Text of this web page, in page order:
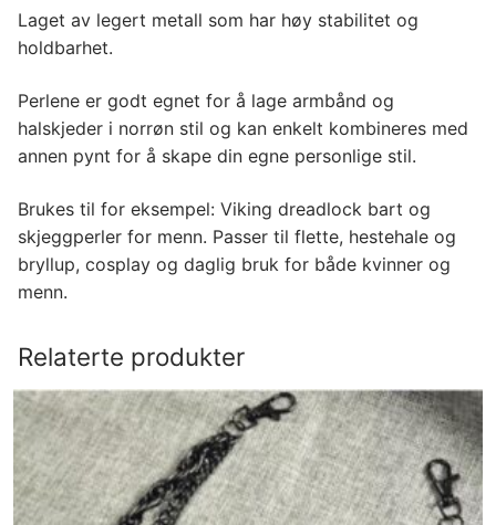
Laget av legert metall som har høy stabilitet og
holdbarhet.
Perlene er godt egnet for å lage armbånd og
halskjeder i norrøn stil og kan enkelt kombineres med
annen pynt for å skape din egne personlige stil.
Brukes til for eksempel: Viking dreadlock bart og
skjeggperler for menn. Passer til flette, hestehale og
bryllup, cosplay og daglig bruk for både kvinner og
menn.
Relaterte produkter